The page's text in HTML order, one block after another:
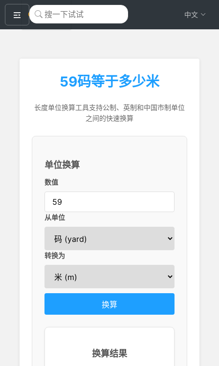
okeyTool 中文
59码等于多少米
长度单位换算工具支持公制、英制和中国市制单位
之间的快速换算
单位换算
数值
从单位
转换为
换算
换算结果